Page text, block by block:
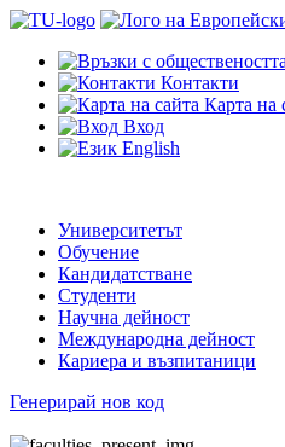
Контакти
Карта на
Вход
English
Университетът
Обучение
Кандидатстване
Студенти
Научна дейност
Международна дейност
Кариера и възпитаници
Генерирай нов код